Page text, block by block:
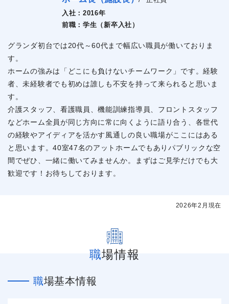
入社：2016年
前職：学生（新卒入社）
グランダ初台では20代～60代まで幅広い職員が働いておりま
す。
ホームの強みは「どこにも負けないチームワーク」です。経験
者、未経験者でも初めは誰しも不安を持って来られると思いま
す。
介護スタッフ、看護職員、機能訓練指導員、フロントスタッフ
などホーム全員が同じ方向に常に向くように語り合う、各世代
の経験やアイディアを活かす風通しの良い職場がここにはある
と思います。40室47名のアットホームでもありパブリックな空
間でぜひ、一緒に働いてみませんか。まずはご見学だけでも大
歓迎です！お待ちしております。
2026年2月現在
職場情報
職場基本情報